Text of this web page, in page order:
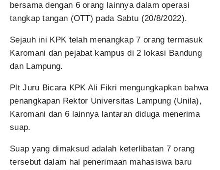
bersama dengan 6 orang lainnya dalam operasi
tangkap tangan (OTT) pada Sabtu (20/8/2022).
Sejauh ini KPK telah menangkap 7 orang termasuk
Karomani dan pejabat kampus di 2 lokasi Bandung
dan Lampung.
Plt Juru Bicara KPK Ali Fikri mengungkapkan bahwa
penangkapan Rektor Universitas Lampung (Unila),
Karomani dan 6 lainnya lantaran diduga menerima
suap.
Suap yang dimaksud adalah keterlibatan 7 orang
tersebut dalam hal penerimaan mahasiswa baru